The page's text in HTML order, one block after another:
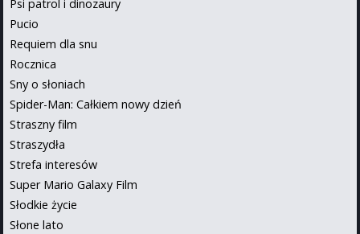
Psi patrol i dinozaury
Pucio
Requiem dla snu
Rocznica
Sny o słoniach
Spider-Man: Całkiem nowy dzień
Straszny film
Straszydła
Strefa interesów
Super Mario Galaxy Film
Słodkie życie
Słone lato